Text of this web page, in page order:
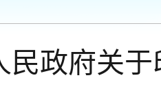
民政府关